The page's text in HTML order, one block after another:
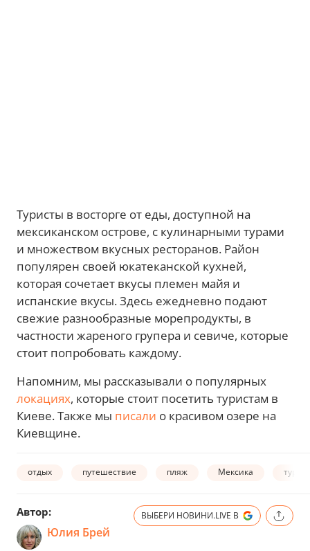
Туристы в восторге от еды, доступной на
мексиканском острове, с кулинарными турами
и множеством вкусных ресторанов. Район
популярен своей юкатеканской кухней,
которая сочетает вкусы племен майя и
испанские вкусы. Здесь ежедневно подают
свежие разнообразные морепродукты, в
частности жареного групера и севиче, которые
стоит попробовать каждому.
Напомним, мы рассказывали о популярных
локациях, которые стоит посетить туристам в
Киеве. Также мы писали о красивом озере на
Киевщине.
отдых путешествие пляж Мексика
Автор:
Юлия Брей
ВЫБЕРИ НОВИНИ.LIVE В